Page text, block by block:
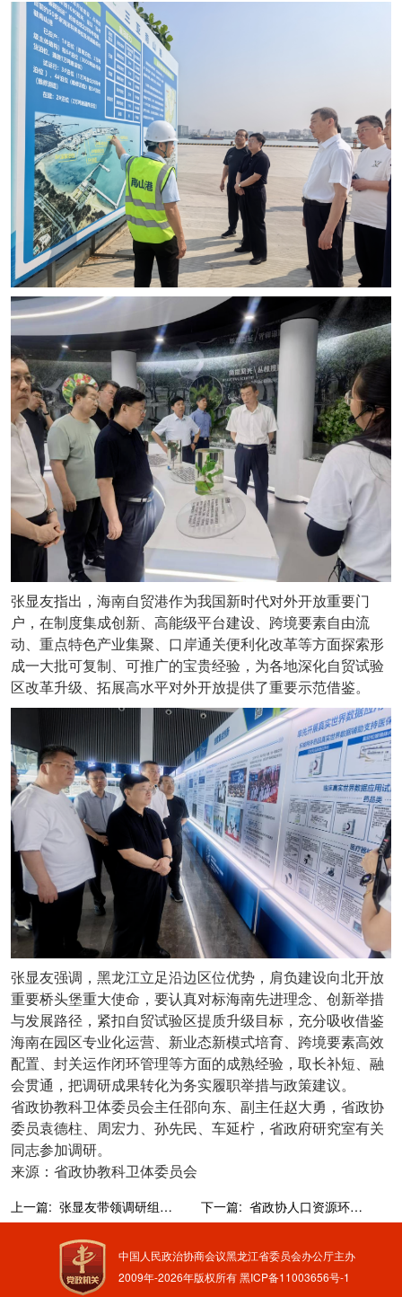
张显友指出，海南自贸港作为我国新时代对外开放重要门
户，在制度集成创新、高能级平台建设、跨境要素自由流
动、重点特色产业集聚、口岸通关便利化改革等方面探索形
成一大批可复制、可推广的宝贵经验，为各地深化自贸试验
区改革升级、拓展高水平对外开放提供了重要示范借鉴。
张显友强调，黑龙江立足沿边区位优势，肩负建设向北开放
重要桥头堡重大使命，要认真对标海南先进理念、创新举措
与发展路径，紧扣自贸试验区提质升级目标，充分吸收借鉴
海南在园区专业化运营、新业态新模式培育、跨境要素高效
配置、封关运作闭环管理等方面的成熟经验，取长补短、融
会贯通，把调研成果转化为务实履职举措与政策建议。
省政协教科卫体委员会主任邵向东、副主任赵大勇，省政协
委员袁德柱、周宏力、孙先民、车延柠，省政府研究室有关
同志参加调研。
来源：省政协教科卫体委员会
上一篇: 张显友带领调研组赴牡丹江市开展调研并宣讲全国两会精神 下一篇: 省政协人口资源环境委员会召开全体委员会议暨习近平新时代中国特色社会主义思想一季度学习座谈会
中国人民政治协商会议黑龙江省委员会办公厅主办
2009年-2026年版权所有黑ICP备11003656号-1